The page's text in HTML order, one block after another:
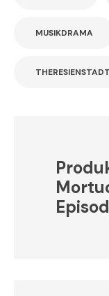
MUSIKDRAMA
THERESIENSTADT